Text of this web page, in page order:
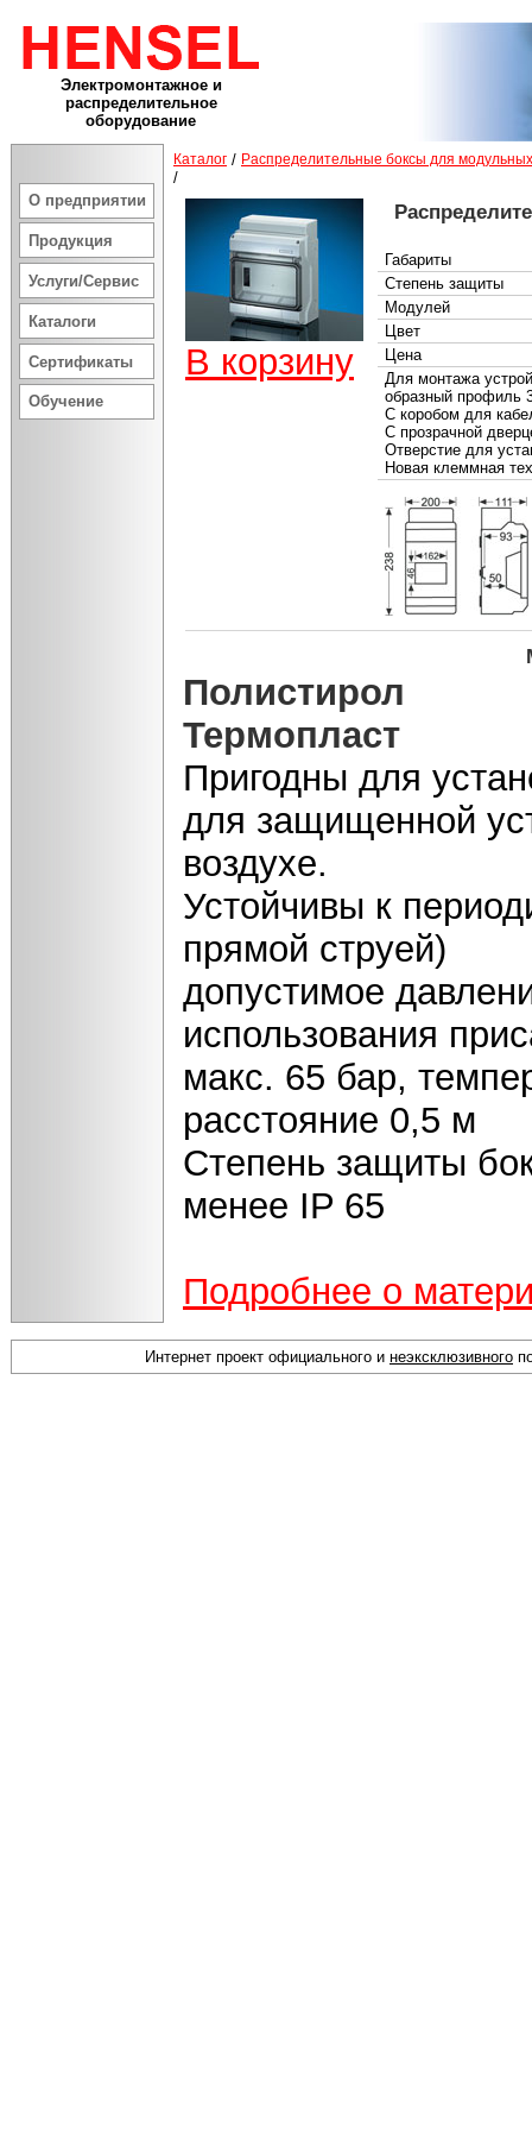
Электромонтажное и
распределительное
оборудование
О предприятии
Продукция
Услуги/Сервис
Каталоги
Сертификаты
Обучение
Каталог / Распределительные боксы для модульных
/
В корзину
Габариты
Степень защиты
Модулей
Цвет
Цена
Для монтажа
образный профиль
С коробом для
С прозрачной
Отверстие для
Новая клеммная
Полистирол
Термопласт
Пригодны для
для защищенной
воздухе.
Устойчивы к
прямой струей)
допустимое
использования
макс. 65 бар,
расстояние 0,5 м
Степень защиты
менее IP 65
Подробнее о
Интернет проект официального и неэксклюзивного